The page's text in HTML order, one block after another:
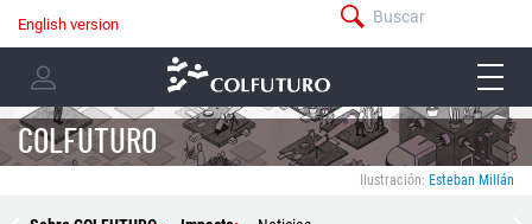
Pasar
contenido
principal
menú
barra
superior
English version Buscar
principal
menu
user
menu
COLFUTURO
Ilustración: Esteban Millán